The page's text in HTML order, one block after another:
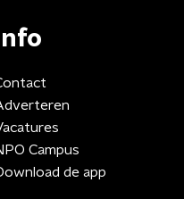
Info
Campus
de app